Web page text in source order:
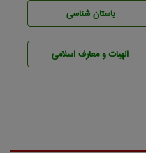
باستان شناسی
الهیات و معارف اسلامی